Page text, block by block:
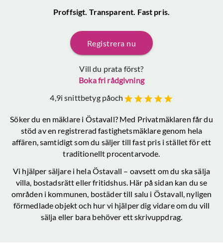
Proffsigt. Transparent. Fast pris.
Registrera nu
Vill du prata först?
Boka fri rådgivning
4,9i snittbetyg påoch
Söker du en mäklare i Östavall? Med Privatmäklaren får du
stöd av en registrerad fastighetsmäklare genom hela
affären, samtidigt som du säljer till fast pris i stället för ett
traditionellt procentarvode.
Vi hjälper säljare i helaÖstavall – oavsett om du ska sälja
villa, bostadsrätt eller fritidshus. Här på sidan kan du se
områden i kommunen, bostäder till salu i Östavall, nyligen
förmedlade objekt och hur vi hjälper dig vidare om du vill
sälja eller bara behöver ett skrivuppdrag.